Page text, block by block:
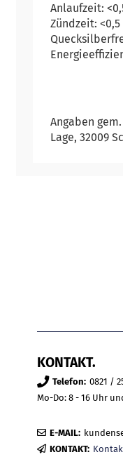
Anlaufzeit:
Zündzeit: <0,5
Angaben
Lage, 32009
KONTAKT.
Telefon: 0821 /
Mo-Do: 8 - 16 Uhr
E-MAIL:
KONTAKT: